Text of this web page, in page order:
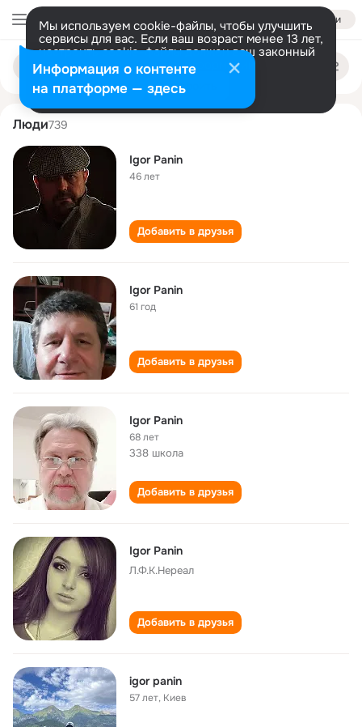
Войти
Мы используем cookie-файлы, чтобы улучшить
сервисы для вас. Если ваш возраст менее 13 лет,
настроить cookie-файлы должен ваш законный
представитель. Больше информации
Разрешить все Настроить
Поиск
людям
igor panin
Люди739
Igor Panin
46 лет
Добавить в друзья
Igor Panin
61 год
Добавить в друзья
Igor Panin
68 лет
338 школа
Добавить в друзья
Igor Panin
Л.Ф.К.Нереал
Добавить в друзья
igor panin
57 лет, Киев
Информация о контенте
на платформе — здесь